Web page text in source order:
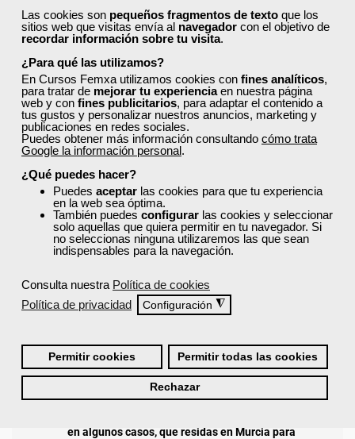
Las cookies son pequeños fragmentos de texto que los
sitios web que visitas envía al navegador con el objetivo de
recordar información sobre tu visita.
¿Para qué las utilizamos?
En Cursos Femxa utilizamos cookies con fines analíticos,
para tratar de mejorar tu experienciaen nuestra página
web y con fines publicitarios, para adaptar el contenido a
tus gustos y personalizar nuestros anuncios, marketing y
publicaciones en redes sociales.
Puedes obtener más información consultando cómo trata
Google la información personal.
¿Qué puedes hacer?
Puedes aceptar las cookies para que tu experiencia
en la web sea óptima.
También puedes configurar las cookies y seleccionar
solo aquellas que quiera permitir en tu navegador. Si
no seleccionas ninguna utilizaremos las que sean
indispensables para la navegación.
Consulta nuestra Política de cookies
Política de privacidad
Configuración ◮
Permitir cookies Permitir todas las cookies
Rechazar
humanos, atención al cliente, logística, sanidad,
comercio, informática, diseño gráfico y web, y gestión
empresarial, entre muchas otras. Todos los
programas están actualizados con contenidos
prácticos y enfocados en las necesidades reales del
mercado laboral.
Descubre cursos tan útiles como:
Agile Management
Gestión de compras y aprovisionamiento
Materias primas en la industria de la
alimentación
Operación y control del sistema eléctrico
Analítica web para medir resultados de marketing
Java
¿Cómo solicitar plaza en un
curso de Femxa en Murcia?
Sigue los siguientes pasos:
Regístrate y cubre todos tus datos. Esto es
importante para comprobar que cumples todos los
en algunos casos, que residas en Murcia para